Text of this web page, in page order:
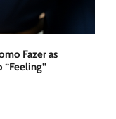
Fazer as
“Feeling”